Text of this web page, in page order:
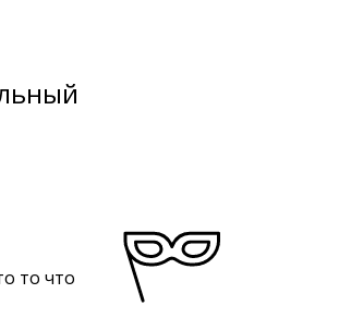
то что